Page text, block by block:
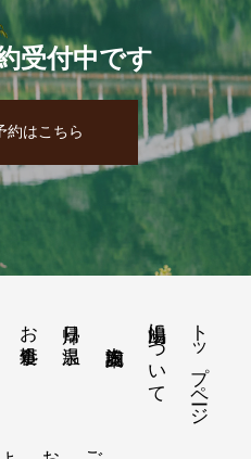
受付中です
約はこちら
トップページ
山鳩湯について
日帰り温泉
お食事処
ご予約